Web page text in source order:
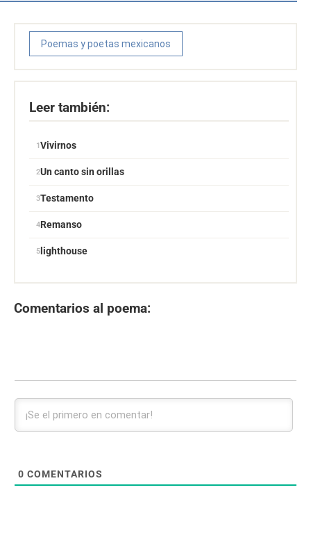
Poemas y poetas mexicanos
Leer también:
Vivirnos
Un canto sin orillas
Testamento
Remanso
lighthouse
Comentarios al poema:
0 COMENTARIOS